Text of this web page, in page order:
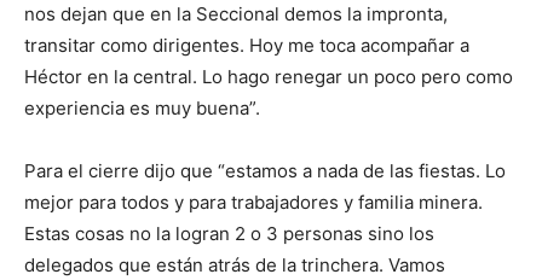
nos dejan que en la Seccional demos la impronta,
transitar como dirigentes. Hoy me toca acompañar a
Héctor en la central. Lo hago renegar un poco pero como
experiencia es muy buena”.
Para el cierre dijo que “estamos a nada de las fiestas. Lo
mejor para todos y para trabajadores y familia minera.
Estas cosas no la logran 2 o 3 personas sino los
delegados que están atrás de la trinchera. Vamos